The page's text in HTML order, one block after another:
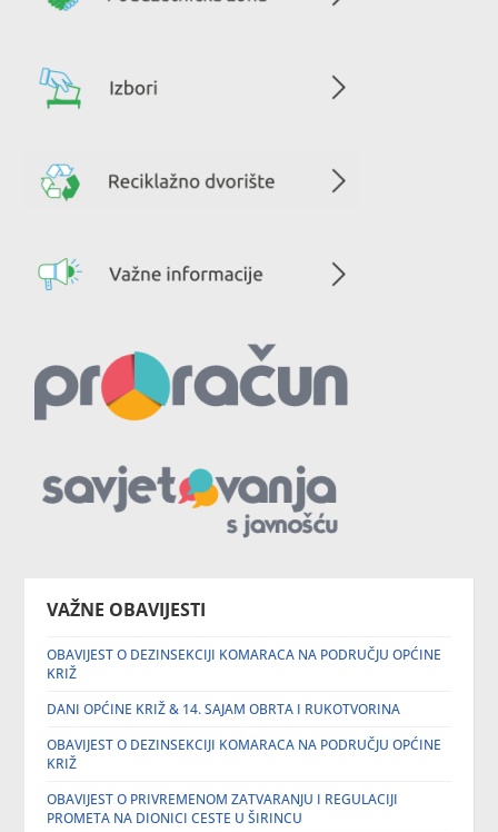
VAŽNE OBAVIJESTI
OBAVIJEST O DEZINSEKCIJI KOMARACA NA PODRUČJU OPĆINE
KRIŽ
DANI OPĆINE KRIŽ & 14. SAJAM OBRTA I RUKOTVORINA
OBAVIJEST O DEZINSEKCIJI KOMARACA NA PODRUČJU OPĆINE
KRIŽ
OBAVIJEST O PRIVREMENOM ZATVARANJU I REGULACIJI
PROMETA NA DIONICI CESTE U ŠIRINCU